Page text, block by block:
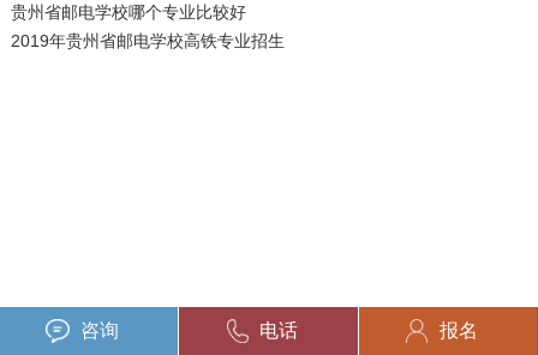
贵州省邮电学校哪个专业比较好
2019年贵州省邮电学校高铁专业招生
咨询 电话 报名